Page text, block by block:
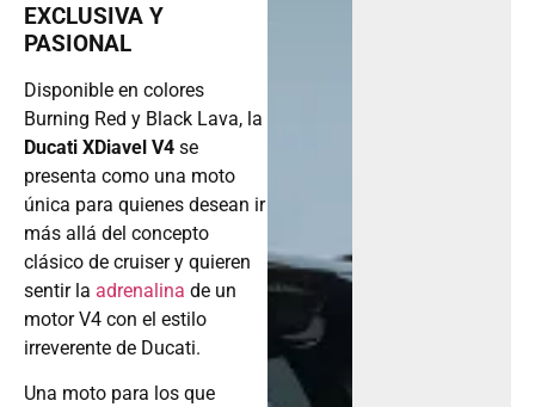
EXCLUSIVA Y
PASIONAL
Disponible en colores
Burning Red y Black Lava, la
Ducati XDiavel V4 se
presenta como una moto
única para quienes desean ir
más allá del concepto
clásico de cruiser y quieren
sentir la adrenalina de un
motor V4 con el estilo
irreverente de Ducati.
Una moto para los que